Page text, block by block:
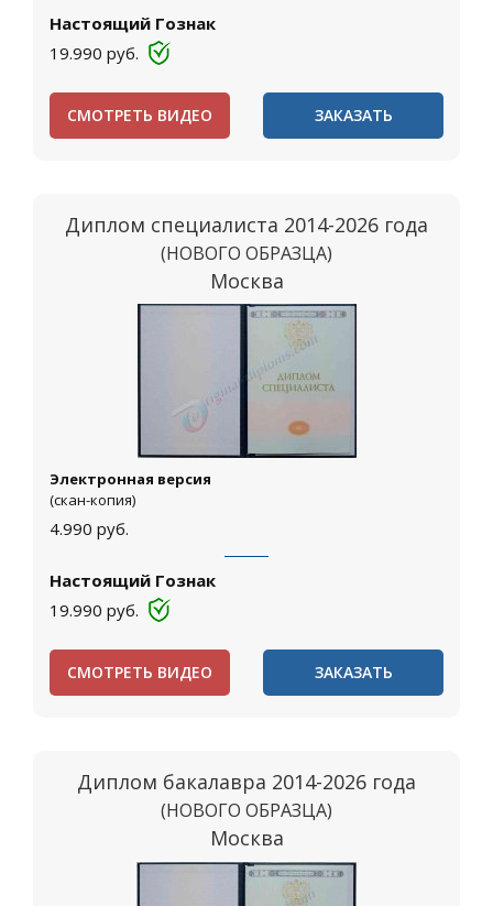
Настоящий Гознак
19.990 руб.
СМОТРЕТЬ ВИДЕО ЗАКАЗАТЬ
Диплом специалиста 2014-2026 года
(НОВОГО ОБРАЗЦА)
Москва
Электронная версия
(скан-копия)
4.990 руб.
Настоящий Гознак
19.990 руб.
СМОТРЕТЬ ВИДЕО ЗАКАЗАТЬ
Диплом бакалавра 2014-2026 года
(НОВОГО ОБРАЗЦА)
Москва